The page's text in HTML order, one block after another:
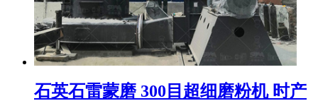
石英石雷蒙磨 300目超细磨粉机 时产